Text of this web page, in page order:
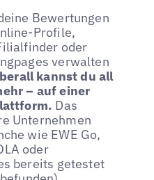
Bewertungen
Profile,
oder
verwalten
kannst du all
– auf einer
Das
Unternehmen
wie EWE Go,
oder
bereits getestet